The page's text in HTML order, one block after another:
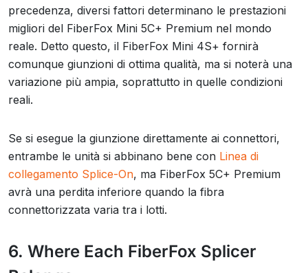
precedenza, diversi fattori determinano le prestazioni
migliori del FiberFox Mini 5C+ Premium nel mondo
reale. Detto questo, il FiberFox Mini 4S+ fornirà
comunque giunzioni di ottima qualità, ma si noterà una
variazione più ampia, soprattutto in quelle condizioni
reali.
Se si esegue la giunzione direttamente ai connettori,
entrambe le unità si abbinano bene con Linea di
collegamento Splice-On, ma FiberFox 5C+ Premium
avrà una perdita inferiore quando la fibra
connettorizzata varia tra i lotti.
6. Where Each FiberFox Splicer